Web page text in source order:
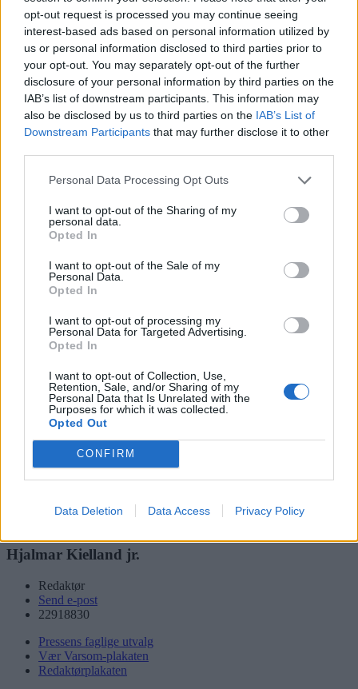
opt-out request is processed you may continue seeing
interest-based ads based on personal information utilized by
us or personal information disclosed to third parties prior to
your opt-out. You may separately opt-out of the further
disclosure of your personal information by third parties on the
IAB’s list of downstream participants. This information may
also be disclosed by us to third parties on the IAB’s List of
Downstream Participants that may further disclose it to other
Personal Data Processing Opt Outs
I want to opt-out of the Sharing of my
personal data.
Opted In
I want to opt-out of the Sale of my
Personal Data.
Opted In
I want to opt-out of processing my
Personal Data for Targeted Advertising.
Opted In
I want to opt-out of Collection, Use,
Retention, Sale, and/or Sharing of my
Personal Data that Is Unrelated with the
Purposes for which it was collected.
Opted Out
CONFIRM
Data Deletion Data Access Privacy Policy
Lokalderbyet ble aldri spennende:
Storseier til storesøster
Logg inn
Kontakt
Adresse
Trondheimsveien 459
0962 Oslo
Sentralbord mandag-fredag 08.30-16.30
Hjalmar Kielland jr.
Redaktør
Send e-post
22918830
Pressens faglige utvalg
Vær Varsom-plakaten
Redaktørplakaten